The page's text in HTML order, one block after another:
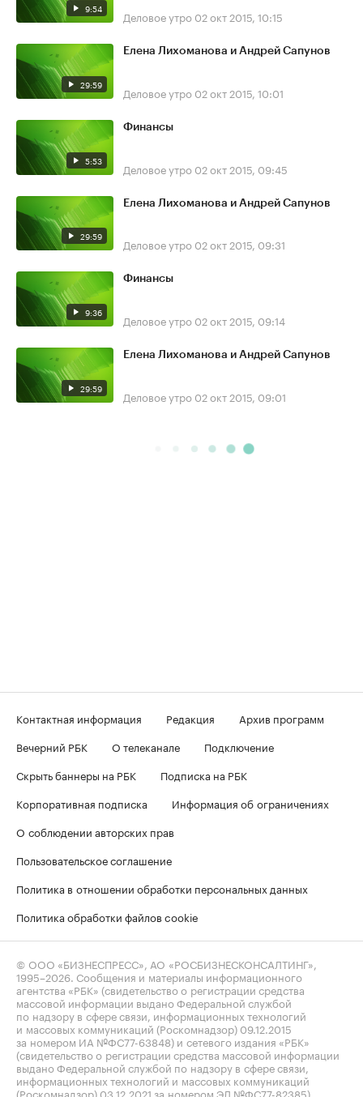
9:54 Деловое утро 02 окт 2015, 10:15
29:59
Елена Лихоманова и Андрей Сапунов
Деловое утро 02 окт 2015, 10:01
5:53
Финансы
Деловое утро 02 окт 2015, 09:45
29:59
Елена Лихоманова и Андрей Сапунов
Деловое утро 02 окт 2015, 09:31
9:36
Финансы
Деловое утро 02 окт 2015, 09:14
29:59
Елена Лихоманова и Андрей Сапунов
Деловое утро 02 окт 2015, 09:01
Контактная информация Редакция
Архив программ
Вечерний РБК
О телеканале
Подключение
Скрыть баннеры на РБК
Подписка на РБК
Корпоративная подписка
Информация об ограничениях
О соблюдении авторских прав
Пользовательское соглашение
Политика в отношении обработки персональных данных
Политика обработки файлов cookie
© ООО «БИЗНЕСПРЕСС», АО «РОСБИЗНЕСКОНСАЛТИНГ»,
1995–2026 . Сообщения и материалы информационного
агентства «РБК» (свидетельство о регистрации средства
массовой информации выдано Федеральной службой
по надзору в сфере связи, информационных технологий
и массовых коммуникаций (Роскомнадзор) 09.12.2015
за номером ИА №ФС77-63848) и сетевого издания «РБК»
(свидетельство о регистрации средства массовой информации
выдано Федеральной службой по надзору в сфере связи,
информационных технологий и массовых коммуникаций
(Роскомнадзор) 03.12.2021 за номером ЭЛ №ФС77-82385)